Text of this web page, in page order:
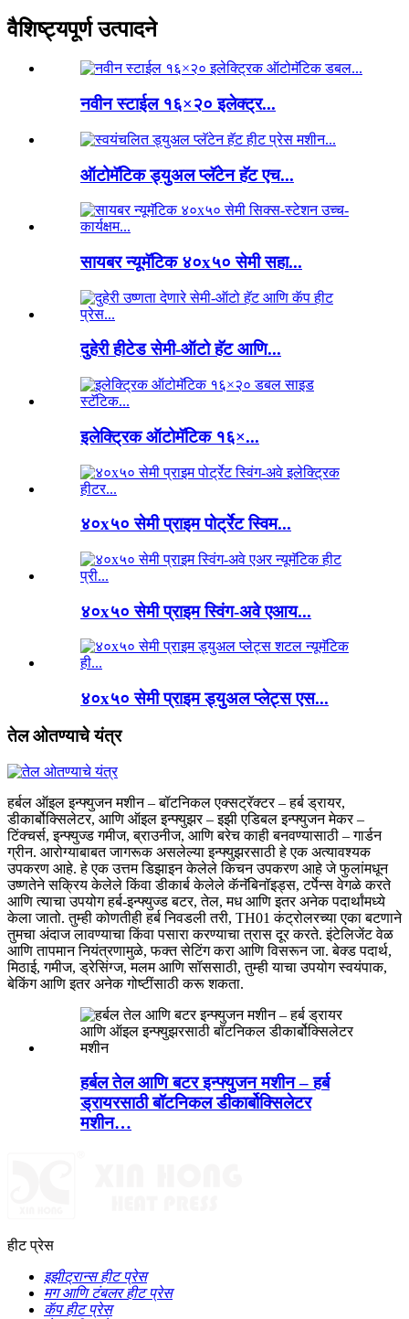
वैशिष्ट्यपूर्ण उत्पादने
नवीन स्टाईल १६×२० इलेक्ट्र...
ऑटोमॅटिक ड्युअल प्लॅटेन हॅट एच...
सायबर न्यूमॅटिक ४०x५० सेमी सहा...
दुहेरी हीटेड सेमी-ऑटो हॅट आणि...
इलेक्ट्रिक ऑटोमॅटिक १६×...
४०x५० सेमी प्राइम पोर्ट्रेट स्विम...
४०x५० सेमी प्राइम स्विंग-अवे एआय...
४०x५० सेमी प्राइम ड्युअल प्लेट्स एस...
तेल ओतण्याचे यंत्र
हर्बल ऑइल इन्फ्युजन मशीन – बॉटनिकल एक्सट्रॅक्टर – हर्ब ड्रायर,
डीकार्बोक्सिलेटर, आणि ऑइल इन्फ्युझर – इझी एडिबल इन्फ्युजन मेकर –
टिंक्चर्स, इन्फ्युज्ड गमीज, ब्राउनीज, आणि बरेच काही बनवण्यासाठी – गार्डन
ग्रीन. आरोग्याबाबत जागरूक असलेल्या इन्फ्युझरसाठी हे एक अत्यावश्यक
उपकरण आहे. हे एक उत्तम डिझाइन केलेले किचन उपकरण आहे जे फुलांमधून
उष्णतेने सक्रिय केलेले किंवा डीकार्ब केलेले कॅनॅबिनॉइड्स, टर्पेन्स वेगळे करते
आणि त्याचा उपयोग हर्ब-इन्फ्युज्ड बटर, तेल, मध आणि इतर अनेक पदार्थांमध्ये
केला जातो. तुम्ही कोणतीही हर्ब निवडली तरी, TH01 कंट्रोलरच्या एका बटणाने
तुमचा अंदाज लावण्याचा किंवा पसारा करण्याचा त्रास दूर करते. इंटेलिजेंट वेळ
आणि तापमान नियंत्रणामुळे, फक्त सेटिंग करा आणि विसरून जा. बेक्ड पदार्थ,
मिठाई, गमीज, ड्रेसिंग्ज, मलम आणि सॉससाठी, तुम्ही याचा उपयोग स्वयंपाक,
बेकिंग आणि इतर अनेक गोष्टींसाठी करू शकता.
हर्बल तेल आणि बटर इन्फ्युजन मशीन – हर्ब
ड्रायरसाठी बॉटनिकल डीकार्बोक्सिलेटर
मशीन…
हीट प्रेस
इझीट्रान्स हीट प्रेस
मग आणि टंबलर हीट प्रेस
कॅप हीट प्रेस